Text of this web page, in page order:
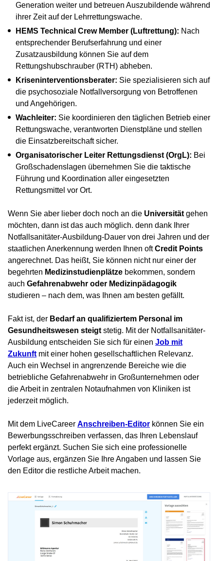
Generation weiter und betreuen Auszubildende während
ihrer Zeit auf der Lehrrettungswache.
HEMS Technical Crew Member (Luftrettung): Nach
entsprechender Berufserfahrung und einer
Zusatzausbildung können Sie auf dem
Rettungshubschrauber (RTH) abheben.
Kriseninterventionsberater: Sie spezialisieren sich auf
die psychosoziale Notfallversorgung von Betroffenen
und Angehörigen.
Wachleiter: Sie koordinieren den täglichen Betrieb einer
Rettungswache, verantworten Dienstpläne und stellen
die Einsatzbereitschaft sicher.
Organisatorischer Leiter Rettungsdienst (OrgL): Bei
Großschadenslagen übernehmen Sie die taktische
Führung und Koordination aller eingesetzten
Rettungsmittel vor Ort.
Wenn Sie aber lieber doch noch an die Universität gehen
möchten, dann ist das auch möglich. denn dank Ihrer
Notfallsanitäter-Ausbildung-Dauer von drei Jahren und der
staatlichen Anerkennung werden Ihnen oftCredit Points
angerechnet. Das heißt, Sie können nicht nur einer der
begehrten Medizinstudienplätze bekommen, sondern
auch Gefahrenabwehr oder Medizinpädagogik
studieren – nach dem, was Ihnen am besten gefällt.
Fakt ist, der Bedarf an qualifiziertem Personal im
Gesundheitswesen steigt stetig. Mit der Notfallsanitäter-
Ausbildung entscheiden Sie sich für einen Job mit
Zukunft mit einer hohen gesellschaftlichen Relevanz.
Auch ein Wechsel in angrenzende Bereiche wie die
betriebliche Gefahrenabwehr in Großunternehmen oder
die Arbeit in zentralen Notaufnahmen von Kliniken ist
jederzeit möglich.
Mit dem LiveCareer Anschreiben-Editor können Sie ein
Bewerbungsschreiben verfassen, das Ihren Lebenslauf
perfekt ergänzt. Suchen Sie sich eine professionelle
Vorlage aus, ergänzen Sie Ihre Angaben und lassen Sie
den Editor die restliche Arbeit machen.